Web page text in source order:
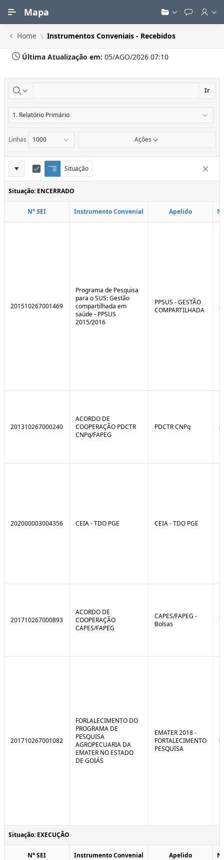
Mapa
Home Instrumentos Conveniais - Recebidos
Última Atualização em: 05/AGO/2026 07:10
Ir
Linhas Ações
Definições
do
Relatório
Situação
Q
u
e
b
E
d
i
t
Situação: ENCERRADO
N° SEI Instrumento Convenial Apelido
201510267001469
Programa de Pesquisa
para o SUS: Gestão
compartilhada em
saúde - PPSUS
2015/2016
PPSUS - GESTÃO
COMPARTILHADA
201310267000240
ACORDO DE
COOPERAÇÃO PDCTR
CNPq/FAPEG
PDCTR CNPq
202000003004356 CEIA - TDO PGE CEIA - TDO PGE
201710267000893
ACORDO DE
COOPERAÇÃO
CAPES/FAPEG
CAPES/FAPEG -
Bolsas
201710267001082
FORLALECIMENTO DO
PROGRAMA DE
PESQUISA
AGROPECUARIA DA
EMATER NO ESTADO
DE GOIÁS
EMATER 2018 -
FORTALECIMENTO
PESQUISA
Situação: EXECUÇÃO
N° SEI Instrumento Convenial Apelido